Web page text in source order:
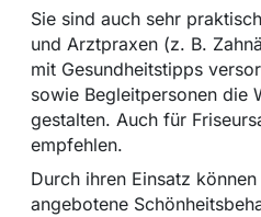
Sie sind auch sehr
und Arztpraxen (z. B.
mit Gesundheitstipps
sowie Begleitpersonen die
gestalten. Auch für
empfehlen.
Durch ihren Einsatz
angebotene